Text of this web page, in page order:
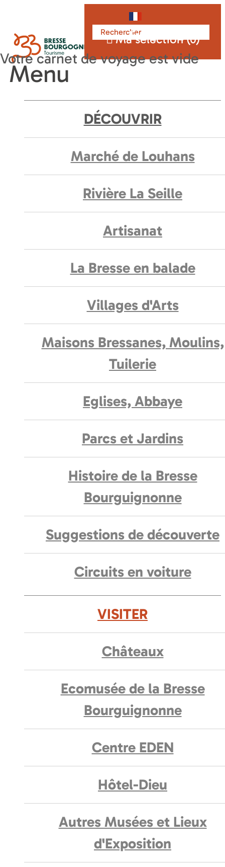
Français
Ma sélection (0)
Menu
DÉCOUVRIR
Marché de Louhans
Rivière La Seille
Artisanat
La Bresse en balade
Villages d'Arts
Maisons Bressanes, Moulins,
Tuilerie
Eglises, Abbaye
Parcs et Jardins
Histoire de la Bresse
Bourguignonne
Suggestions de découverte
Circuits en voiture
VISITER
Châteaux
Ecomusée de la Bresse
Bourguignonne
Centre EDEN
Hôtel-Dieu
Autres Musées et Lieux
d'Exposition